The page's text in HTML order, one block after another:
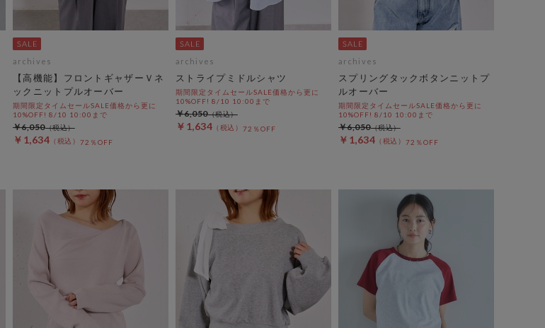
archives
【高機能】フロントギャザーＶネ
ックニットプルオーバー
期間限定タイムセールSALE価格から更に
10%OFF! 8/10 10:00まで
￥1,634 72％OFF
￥6,050
archives
ストライプミドルシャツ
期間限定タイムセールSALE価格から更に
10%OFF! 8/10 10:00まで
￥1,634 72％OFF
￥6,050
archives
スプリングタックボタンニットプ
ルオーバー
期間限定タイムセールSALE価格から更に
10%OFF! 8/10 10:00まで
￥1,634 72％OFF
￥6,050